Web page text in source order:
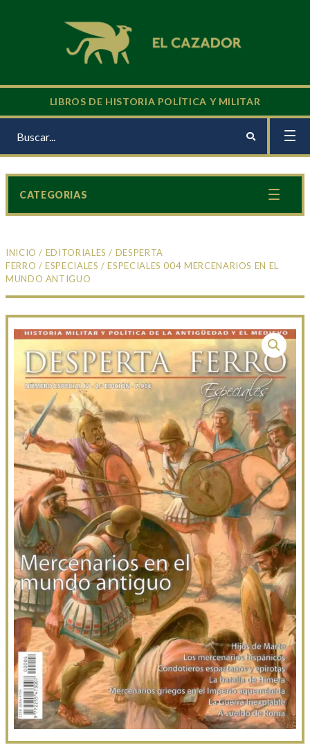
LIBROS DE HISTORIA POLÍTICA Y MILITAR
INICIO / EDITORIALES / DESPERTA
FERRO /ESPECIALES / ESPECIALES 004 MERCENARIOS EN EL
MUNDO ANTIGUO
CATEGORIAS